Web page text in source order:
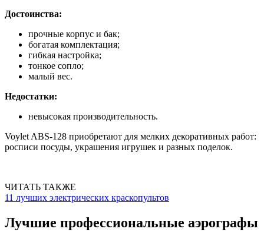
Достоинства:
прочные корпус и бак;
богатая комплектация;
гибкая настройка;
тонкое сопло;
малый вес.
Недостатки:
невысокая производительность.
Voylet ABS-128 приобретают для мелких декоративных работ:
росписи посуды, украшения игрушек и разных поделок.
ЧИТАТЬ ТАКЖЕ
11 лучших электрических краскопультов
Лучшие профессиональные аэрографы